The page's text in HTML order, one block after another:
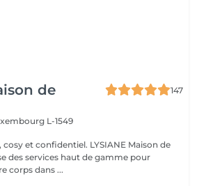
de
147
L-1549
LYSIANE Maison de
des services haut de gamme pour
corps dans ...